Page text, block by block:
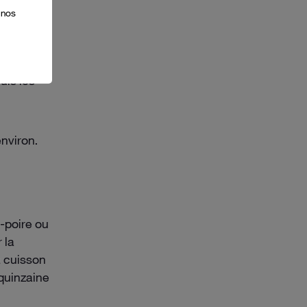
les
poire ou
la
cuisson